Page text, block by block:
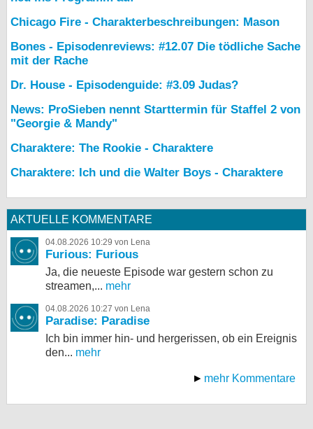
Chicago Fire - Charakterbeschreibungen: Mason
Bones - Episodenreviews: #12.07 Die tödliche Sache
mit der Rache
Dr. House - Episodenguide: #3.09 Judas?
News: ProSieben nennt Starttermin für Staffel 2 von
"Georgie & Mandy"
Charaktere: The Rookie - Charaktere
Charaktere: Ich und die Walter Boys - Charaktere
AKTUELLE KOMMENTARE
04.08.2026 10:29 von Lena
Furious: Furious
Ja, die neueste Episode war gestern schon zu
streamen,... mehr
04.08.2026 10:27 von Lena
Paradise: Paradise
Ich bin immer hin- und hergerissen, ob ein Ereignis
den... mehr
mehr Kommentare